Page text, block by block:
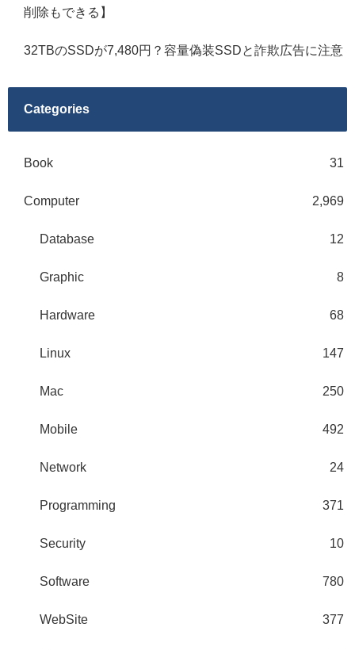
削除もできる】
32TBのSSDが7,480円？容量偽装SSDと詐欺広告に注意
Categories
Book 31
Computer 2,969
Database 12
Graphic 8
Hardware 68
Linux 147
Mac 250
Mobile 492
Network 24
Programming 371
Security 10
Software 780
WebSite 377